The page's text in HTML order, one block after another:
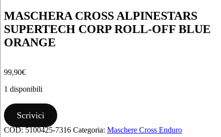
MASCHERA CROSS ALPINESTARS
SUPERTECH CORP ROLL-OFF BLUE
ORANGE
99,90€
1 disponibili
MASCHERA
CROSS
ALPINESTARS
SUPERTECH
Scrivici
COD:5100425-7316 Categoria: Maschere Cross Enduro